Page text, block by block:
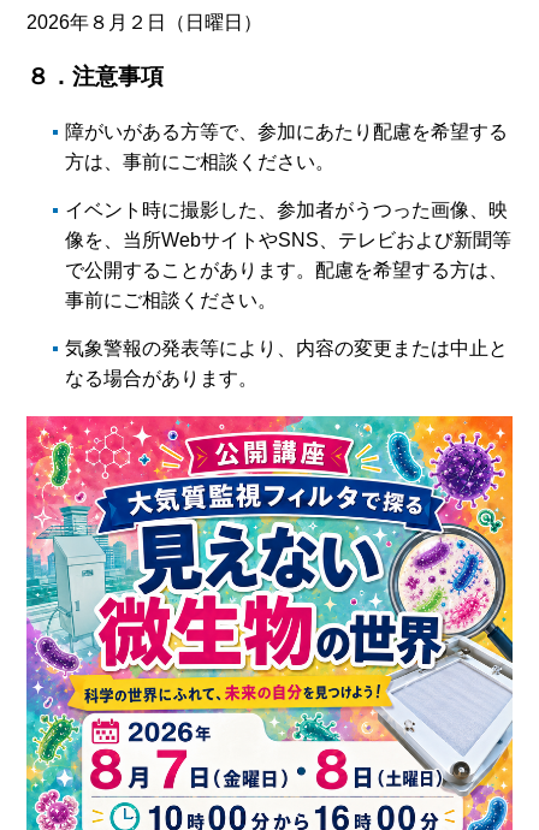
2026年８月２日（日曜日）
８．注意事項
障がいがある方等で、参加にあたり配慮を希望する
方は、事前にご相談ください。
イベント時に撮影した、参加者がうつった画像、映
像を、当所WebサイトやSNS、テレビおよび新聞等
で公開することがあります。配慮を希望する方は、
事前にご相談ください。
気象警報の発表等により、内容の変更または中止と
なる場合があります。